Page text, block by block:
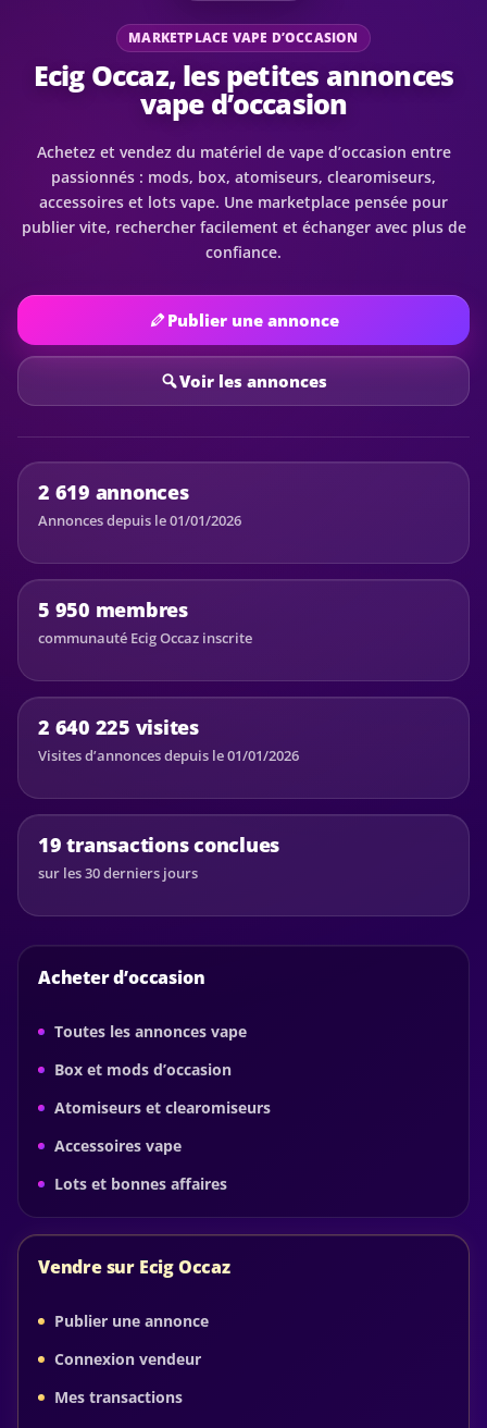
MARKETPLACE VAPE D’OCCASION
Ecig Occaz, les petites annonces
vape d’occasion
Achetez et vendez du matériel de vape d’occasion entre
passionnés : mods, box, atomiseurs, clearomiseurs,
accessoires et lots vape. Une marketplace pensée pour
publier vite, rechercher facilement et échanger avec plus de
confiance.
Publier une annonce
Voir les annonces
2 619 annonces
Annonces depuis le 01/01/2026
5 950 membres
communauté Ecig Occaz inscrite
2 640 225 visites
Visites d’annonces depuis le 01/01/2026
19 transactions conclues
sur les 30 derniers jours
Acheter d’occasion
Toutes les annonces vape
Box et mods d’occasion
Atomiseurs et clearomiseurs
Accessoires vape
Lots et bonnes affaires
Vendre sur Ecig Occaz
Publier une annonce
Connexion vendeur
Mes transactions